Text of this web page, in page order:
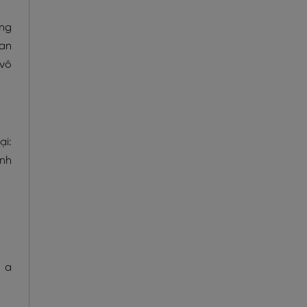
a